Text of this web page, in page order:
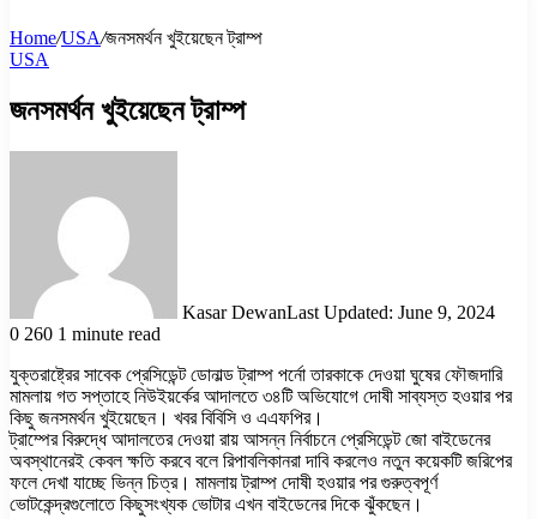
Home/USA/জনসমর্থন খুইয়েছেন ট্রাম্প
USA
জনসমর্থন খুইয়েছেন ট্রাম্প
Kasar DewanLast Updated: June 9, 2024
0 260 1 minute read
যুক্তরাষ্ট্রের সাবেক প্রেসিডেন্ট ডোনাল্ড ট্রাম্প পর্নো তারকাকে দেওয়া ঘুষের ফৌজদারি
মামলায় গত সপ্তাহে নিউইয়র্কের আদালতে ৩৪টি অভিযোগে দোষী সাব্যস্ত হওয়ার পর
কিছু জনসমর্থন খুইয়েছেন। খবর বিবিসি ও এএফপির।
ট্রাম্পের বিরুদ্ধে আদালতের দেওয়া রায় আসন্ন নির্বাচনে প্রেসিডেন্ট জো বাইডেনের
অবস্থানেরই কেবল ক্ষতি করবে বলে রিপাবলিকানরা দাবি করলেও নতুন কয়েকটি জরিপের
ফলে দেখা যাচ্ছে ভিন্ন চিত্র। মামলায় ট্রাম্প দোষী হওয়ার পর গুরুত্বপূর্ণ
ভোটকেন্দ্রগুলোতে কিছুসংখ্যক ভোটার এখন বাইডেনের দিকে ঝুঁকছেন।